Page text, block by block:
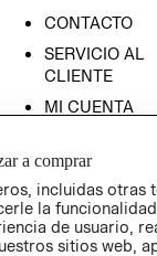
CONTACTO
SERVICIO AL
CLIENTE
MI CUENTA
TIENDAS
- RETIRO EN
TIENDA
a comprar
incluidas otras
la
de usuario,
sitios web,